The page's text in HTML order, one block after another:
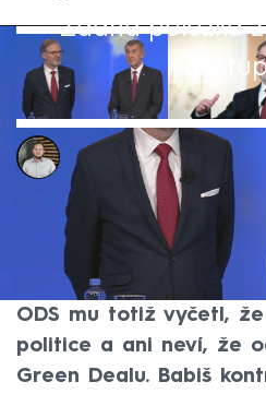
Žádná položka
Ladislav Šustr
5. čvn 2024, 21:32
Premiér Petr Fiala
duelu na CNN Prima
předsedy hnutí ANO
ODS mu totiž vyčetl,
politice a ani neví, že
Green Dealu. Babiš